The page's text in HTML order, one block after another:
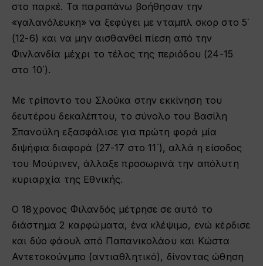
στο παρκέ. Τα παραπάνω βοήθησαν την
«γαλανόλευκη» να ξεφύγει με νταμπλ σκορ στο 5΄
(12-6) και να μην αισθανθεί πίεση από την
Φινλανδία μέχρι το τέλος της περιόδου (24-15
στο 10΄).
Με τρίποντο του Σλούκα στην εκκίνηση του
δευτέρου δεκαλέπτου, το σύνολο του Βασίλη
Σπανούλη εξασφάλισε για πρώτη φορά μία
διψήφια διαφορά (27-17 στο 11΄), αλλά η είσοδος
του Μούρινεν, άλλαξε προσωρινά την απόλυτη
κυριαρχία της Εθνικής.
Ο 18χρονος Φιλανδός μέτρησε σε αυτό το
διάστημα 2 καρφώματα, ένα κλέψιμο, ενώ κέρδισε
και δύο φάουλ από Παπανικολάου και Κώστα
Αντετοκούνμπο (αντιαθλητικό), δίνοντας ώθηση